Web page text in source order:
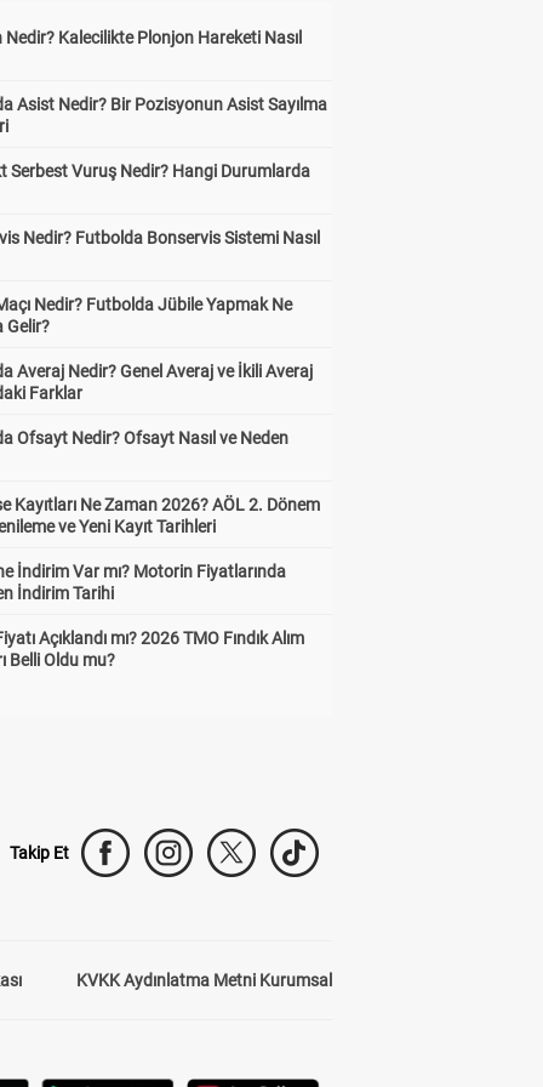
Nedir? Kalecilikte Plonjon Hareketi Nasıl
Asist Nedir? Bir Pozisyonun Asist Sayılma
Serbest Vuruş Nedir? Hangi Durumlarda
Nedir? Futbolda Bonservis Sistemi Nasıl
Nedir? Futbolda Jübile Yapmak Ne
Gelir?
Averaj Nedir? Genel Averaj ve İkili Averaj
Farklar
Ofsayt Nedir? Ofsayt Nasıl ve Neden
Kayıtları Ne Zaman 2026? AÖL 2. Dönem
ve Yeni Kayıt Tarihleri
İndirim Var mı? Motorin Fiyatlarında
İndirim Tarihi
Açıklandı mı? 2026 TMO Fındık Alım
Belli Oldu mu?
Takip Et
KVKK Aydınlatma Metni Kurumsal